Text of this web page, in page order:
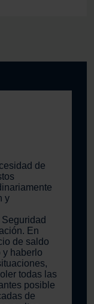
de
y
En
de saldo
y haberlo
todas las
posible
de